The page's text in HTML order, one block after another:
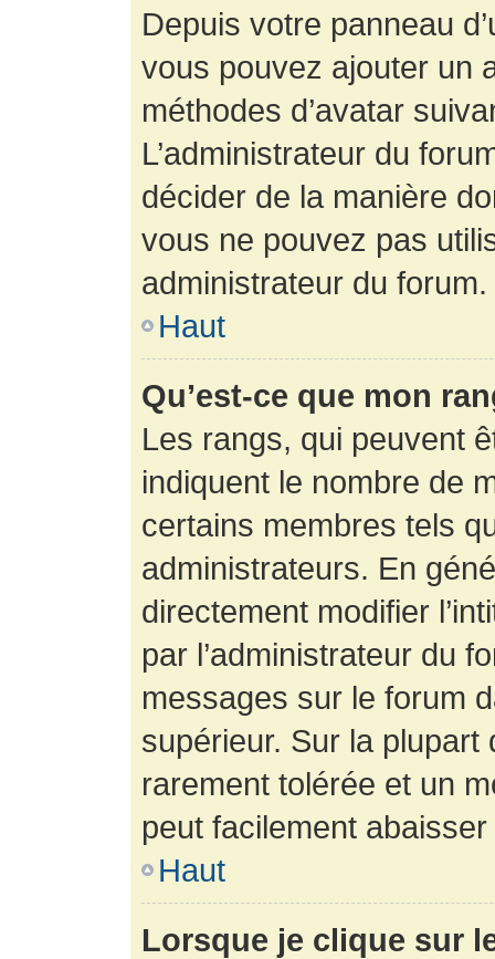
Depuis votre panneau
vous pouvez ajouter un
méthodes d’avatar
L’administrateur du
décider de la manière
vous ne pouvez pas
administrateur du forum.
Haut
Qu’est-ce que mon
Les rangs, qui peuvent
indiquent le nombre de
certains membres tels
administrateurs. En
directement modifier
par l’administrateur du
messages sur le forum
supérieur. Sur la
rarement tolérée et un
peut facilement
Haut
Lorsque je clique sur